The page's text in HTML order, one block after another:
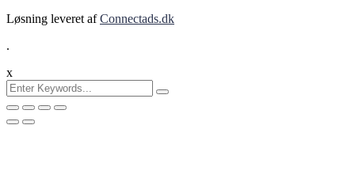
Løsning leveret afConnectads.dk
.
x